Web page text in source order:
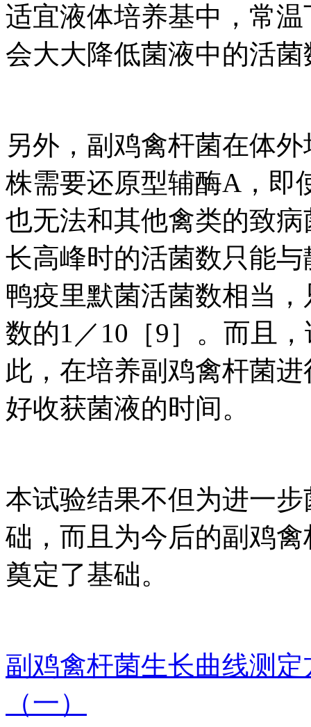
适宜液体培养基中，常
会大大降低菌液中的活菌
另外，副鸡禽杆菌在体
株需要还原型辅酶A，即
也无法和其他禽类的致
长高峰时的活菌数只能
鸭疫里默菌活菌数相当
数的1／10［9］。而且
此，在培养副鸡禽杆菌
好收获菌液的时间。
本试验结果不但为进一
础，而且为今后的副鸡
奠定了基础。
副鸡禽杆菌生长曲线测
（一）